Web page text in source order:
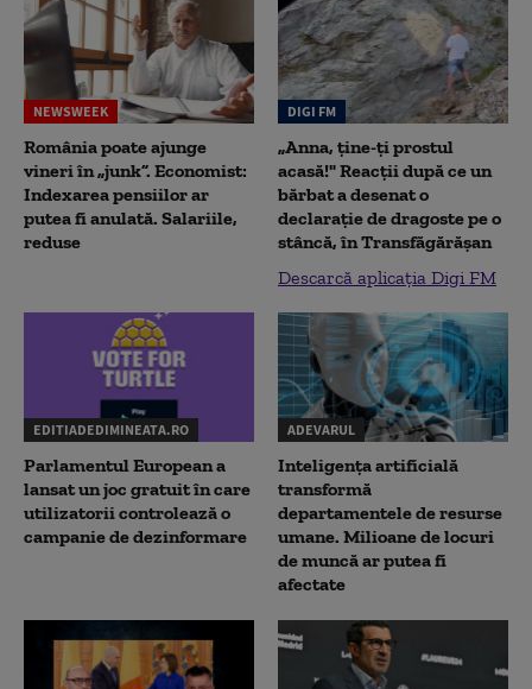
NEWSWEEK
România poate ajunge
vineri în „junk”. Economist:
Indexarea pensiilor ar
putea fi anulată. Salariile,
reduse
DIGI FM
„Anna, ţine-ţi prostul
acasă!" Reacţii după ce un
bărbat a desenat o
declaraţie de dragoste pe o
stâncă, în Transfăgărăşan
Descarcă aplicația Digi FM
EDITIADEDIMINEATA.RO
Parlamentul European a
lansat un joc gratuit în care
utilizatorii controlează o
campanie de dezinformare
ADEVARUL
Inteligența artificială
transformă
departamentele de resurse
umane. Milioane de locuri
de muncă ar putea fi
afectate